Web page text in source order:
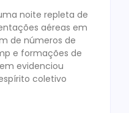
noite repleta de
aéreas em
de números de
e formações de
evidenciou
coletivo